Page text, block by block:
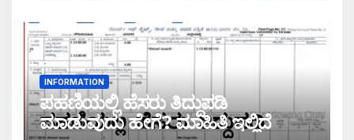
INFORMATION
ಪಹಣಿಯಲ್ಲಿ ಹೆಸರು ತಿದ್ದುಪಡಿ
ಮಾಡುವುದು ಹೇಗೆ? ಮಾಹಿತಿ ಇಲ್ಲಿದೆ